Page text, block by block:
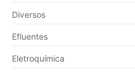
Diversos
Efluentes
Eletroquímica